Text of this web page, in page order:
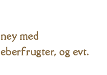
med
og evt.